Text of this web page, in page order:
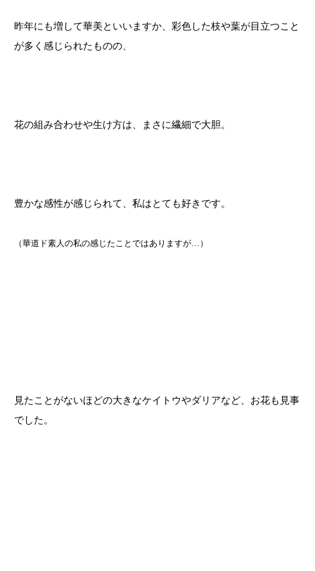
昨年にも増して華美といいますか、彩色した枝や葉が目立つこと
が多く感じられたものの、
花の組み合わせや生け方は、まさに繊細で大胆。
豊かな感性が感じられて、私はとても好きです。
（華道ド素人の私の感じたことではありますが…）
見たことがないほどの大きなケイトウやダリアなど、お花も見事
でした。